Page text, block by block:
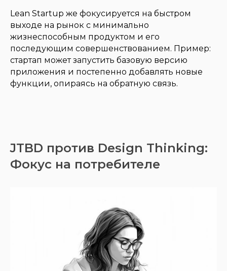
Lean Startup же фокусируется на быстром
выходе на рынок с минимально
жизнеспособным продуктом и его
последующим совершенствованием. Пример:
стартап может запустить базовую версию
приложения и постепенно добавлять новые
функции, опираясь на обратную связь.
JTBD против Design Thinking:
Фокус на потребителе